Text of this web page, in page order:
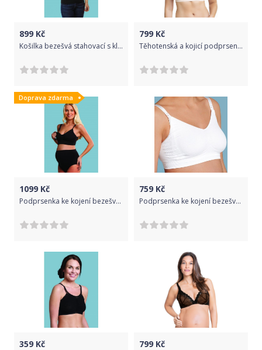
899 Kč
Košilka bezešvá stahovací s klipem ke kojení Carriwell Černá L
799 Kč
Těhotenská a kojicí podprsenka Seamless Sugar Candy tělová Velikost: S, Barva: tělová
Doprava zdarma
1099 Kč
Podprsenka ke kojení bezešvá s gelovou kosticí Carriwell Černá L
759 Kč
Podprsenka ke kojení bezešvá s klipem Carriwell Bílá XL
359 Kč 799 Kč